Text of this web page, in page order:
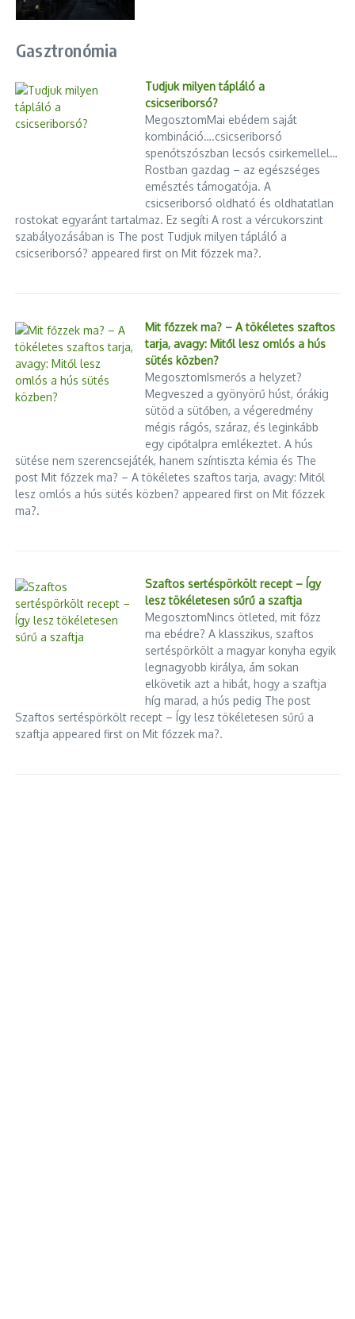
Gasztronómia
Tudjuk milyen tápláló a
csicseriborsó?
MegosztomMai ebédem saját
kombináció….csicseriborsó
spenótszószban lecsós csirkemellel…
Rostban gazdag – az egészséges
emésztés támogatója. A
csicseriborsó oldható és oldhatatlan
rostokat egyaránt tartalmaz. Ez segíti A rost a vércukorszint
szabályozásában is The post Tudjuk milyen tápláló a
csicseriborsó? appeared first on Mit főzzek ma?.
Mit főzzek ma? – A tökéletes szaftos
tarja, avagy: Mitől lesz omlós a hús
sütés közben?
MegosztomIsmerős a helyzet?
Megveszed a gyönyörű húst, órákig
sütöd a sütőben, a végeredmény
mégis rágós, száraz, és leginkább
egy cipőtalpra emlékeztet. A hús
sütése nem szerencsejáték, hanem színtiszta kémia és The
post Mit főzzek ma? – A tökéletes szaftos tarja, avagy: Mitől
lesz omlós a hús sütés közben? appeared first on Mit főzzek
ma?.
Szaftos sertéspörkölt recept – Így
lesz tökéletesen sűrű a szaftja
MegosztomNincs ötleted, mit főzz
ma ebédre? A klasszikus, szaftos
sertéspörkölt a magyar konyha egyik
legnagyobb királya, ám sokan
elkövetik azt a hibát, hogy a szaftja
híg marad, a hús pedig The post
Szaftos sertéspörkölt recept – Így lesz tökéletesen sűrű a
szaftja appeared first on Mit főzzek ma?.